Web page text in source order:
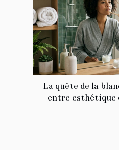
La quête de la
entre esthétique